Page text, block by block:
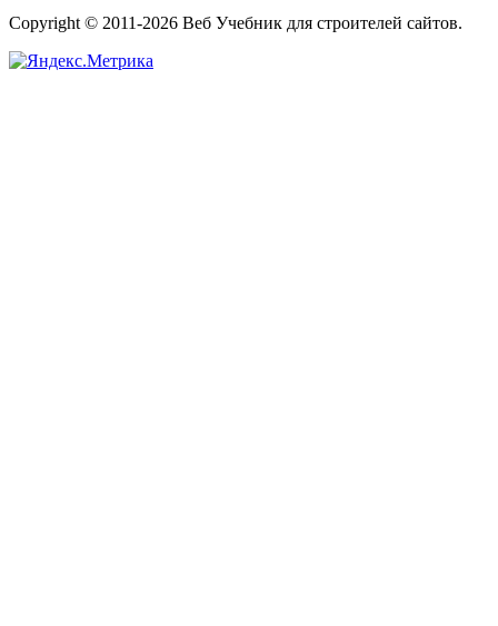
Copyright © 2011-2026 Веб Учебник для строителей сайтов.